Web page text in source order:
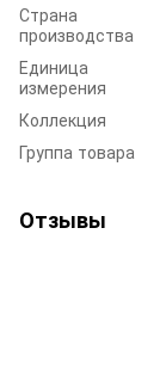
Страна
производства
Единица
измерения
Коллекция
Группа товара
Отзывы